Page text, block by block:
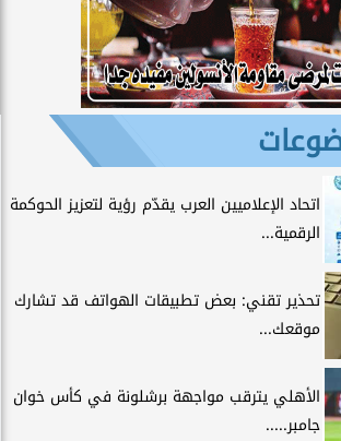
اتحاد الإعلاميين العرب يقدّم رؤية لتعزيز الحوكمة
الرقمية...
تحذير تقني: بعض تطبيقات الهواتف قد تشارك
موقعك...
الأهلي يترقب مواجهة برشلونة في كأس خوان
جامبر.....